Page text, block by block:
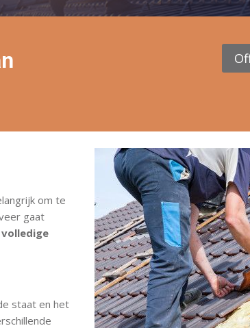
om te
gaat
volledige
staat en het